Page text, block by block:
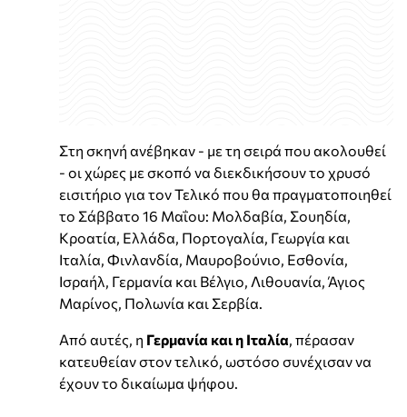
Στη σκηνή ανέβηκαν - με τη σειρά που ακολουθεί
- οι χώρες με σκοπό να διεκδικήσουν το χρυσό
εισιτήριο για τον Τελικό που θα πραγματοποιηθεί
το Σάββατο 16 Μαΐου: Μολδαβία, Σουηδία,
Κροατία, Ελλάδα, Πορτογαλία, Γεωργία και
Ιταλία, Φινλανδία, Μαυροβούνιο, Εσθονία,
Ισραήλ, Γερμανία και Βέλγιο, Λιθουανία, Άγιος
Μαρίνος, Πολωνία και Σερβία.
Από αυτές, η Γερμανία και η Ιταλία, πέρασαν
κατευθείαν στον τελικό, ωστόσο συνέχισαν να
έχουν το δικαίωμα ψήφου.